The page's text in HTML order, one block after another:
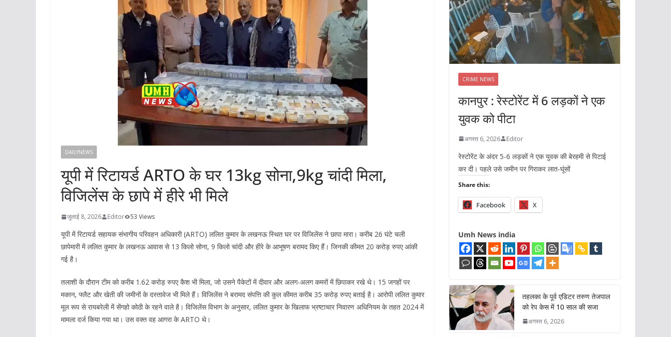
DAILYNEWS
यूपी में रिटायर्ड ARTO के घर 13kg सोना,9kg चांदी मिला,
विजिलेंस के छापे में हीरे भी मिले
जुलाई 8, 2026 Editor 53 Views
यूपी में रिटायर्ड सहायक संभागीय परिवहन अधिकारी (ARTO) ललित कुमार के लखनऊ स्थित घर पर विजिलेंस ने छापा मारा। करीब 26 घंटे चली
छापेमारी में ललित कुमार के लखनऊ आवास से 13 किलो सोना, 9 किलो चांदी और हीरे के आभूषण बरामद किए हैं। जिनकी कीमत 20 करोड़ रुपए आंकी
गई है।
तलाशी के दौरान टीम को करीब 1.62 करोड़ रुपए कैश भी मिला, जो उसने पैकेटों में दीवार और अलग-अलग कमरों में छिपाकर रखे थे। 15 जगहों पर
मकान, फ्लैट और खेती की जमीनों के दस्तावेज भी मिले हैं। विजिलेंस ने बरामद संपत्ति की कुल कीमत करीब 35 करोड़ रुपए बताई है। आरोपी ललित कुमार
मूल रूप से रायबरेली में सेंगहो कोठी के रहने वाले है। विजिलेंस विभाग के अनुसार, ललित कुमार के खिलाफ भ्रष्टाचार निवारण अधिनियम के तहत 2024 में
मामला दर्ज किया गया था। उस वक्त वह आगरा के ARTO थे।
CRIME NEWS
कानपुर : रेस्टोरेंट में 6 लड़कों ने एक
युवक को पीटा
अगस्त 6, 2026 Editor
रेस्टोरेंट के अंदर 5-6 लड़कों ने एक युवक की बेरहमी से पिटाई
कर दी। पहले उसे जमीन पर गिराकर लात-घूंसों
Share this:
Facebook X
Umh News india
तहलका के पूर्व एडिटर तरुण तेजपाल
को रेप केस में 10 साल की सजा
अगस्त 6, 2026